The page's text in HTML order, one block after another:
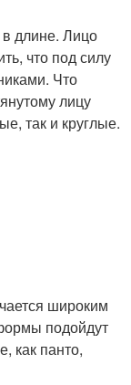
длине. Лицо
что под силу
Что
лицу
так и круглые.
широким
подойдут
как панто,